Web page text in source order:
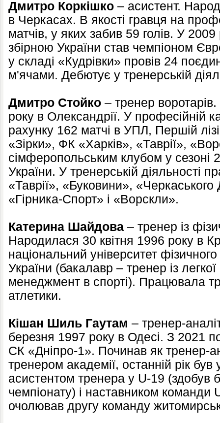
Дмитро Коркішко – асистент.
в Черкасах. В якості гравця на
матчів, у яких забив 59 голів. У
збірною України став чемпіоном
у складі «Кудрівки» провів 24
м'ячами. Дебютує у тренерській
Дмитро Стойко – тренер
року в Олександрії. У професійній
рахунку 162 матчі в УПЛ, Першій
«Зірки», ФК «Харків», «Таврії»,
сімферопольським клубом у сезоні
України. У тренерській діяльності
«Таврії», «Буковини»,
«Гірника-Спорт» і «Ворскли».
Катерина Шайдова – тренер із
Народилася 30 квітня 1996 року в
національний університет
України (бакалавр – тренер із
менеджмент в спорті). Працювала
атлетики.
Кішан Шиль Гаутам – тренер-
березня 1997 року в Одесі. З 2021
СК «Дніпро-1». Починав як тренер-
тренером академії, останній рік був
асистентом тренера у U-19 (здобув
чемпіонату) і наставником команди
очолював другу команду